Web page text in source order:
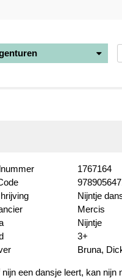
1767164
Nijntje
Mercis
Nijntje
3+
Bruna,
nijn een dansje leert, kan nijn